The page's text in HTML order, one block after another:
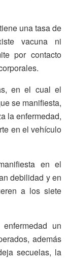
una tasa de
vacuna ni
por contacto
en el cual el
se manifiesta,
la enfermedad,
en el vehículo
en el
debilidad y en
a los siete
un
además
secuelas, la